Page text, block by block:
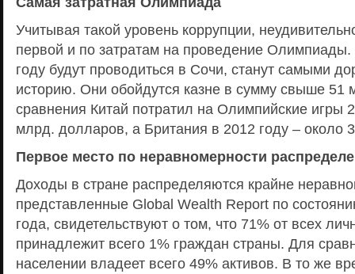
Учитывая такой уровень коррупции,
первой и по затратам на проведение
году будут проводиться в Сочи, станут самыми
историю. Они обойдутся казне в сумму свыше
сравнения Китай потратил на Олимпийские игры
млрд. долларов, а Британия в 2012 году – около
Первое место по неравномерности
Доходы в стране распределяются крайне
представленные Global Wealth Report по
года, свидетельствуют о том, что 71% от всех
принадлежит всего 1% граждан страны. Для
населении владеет всего 49% активов. В то же